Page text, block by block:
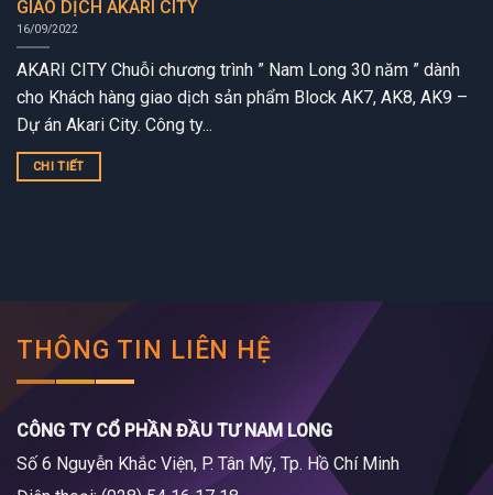
GIAO DỊCH AKARI CITY
16/09/2022
AKARI CITY Chuỗi chương trình ” Nam Long 30 năm ” dành
cho Khách hàng giao dịch sản phẩm Block AK7, AK8, AK9 –
Dự án Akari City. Công ty...
CHI TIẾT
THÔNG TIN LIÊN HỆ
CÔNG TY CỔ PHẦN ĐẦU TƯ NAM LONG
Số 6 Nguyễn Khắc Viện, P. Tân Mỹ, Tp. Hồ Chí Minh